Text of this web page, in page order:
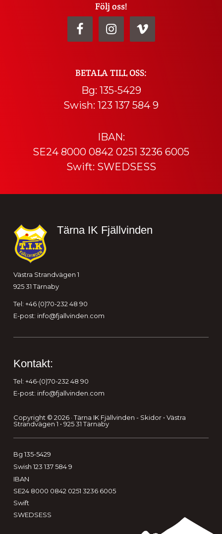
Följ oss!
BETALA TILL OSS:
Bg: 135-5429
Swish: 123 137 584 9
IBAN:
SE24 8000 0842 0251 3236 6005
Swift: SWEDSESS
SidfotTärna IK Fjällvinden
Västra Strandvägen 1
925 31 Tärnaby
Tel: +46 (0)70-232 48 90
E-post: info@fjallvinden.com
Kontakt:
Tel: +46-(0)70-232 48 90
E-post: info@fjallvinden.com
Copyright © 2026 · Tärna IK Fjällvinden - Skidor • Västra
Strandvägen 1 • 925 31 Tärnaby
Bg 135-5429
Swish 123 137 584 9
IBAN
SE24 8000 0842 0251 3236 6005
Swift
SWEDSESS